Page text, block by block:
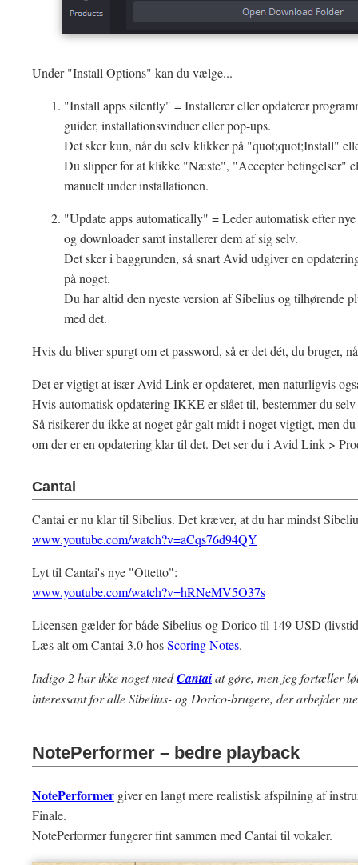
Under "Install Options" kan du vælge...
"Install apps silently" = Installerer eller opdaterer
guider, installationsvinduer eller pop-ups.
Det sker kun, når du selv klikker på "quot;quot;Install"
Du slipper for at klikke "Næste", "Accepter betingelser"
manuelt under installationen.
"Update apps automatically" = Leder automatisk efter
og downloader samt installerer dem af sig selv.
Det sker i baggrunden, så snart Avid udgiver en
på noget.
Du har altid den nyeste version af Sibelius og tilhørende
med det.
Hvis du bliver spurgt om et password, så er det dét, du bruger,
Det er vigtigt at især Avid Link er opdateret, men naturligvis
Hvis automatisk opdatering IKKE er slået til, bestemmer du selv
Så risikerer du ikke at noget går galt midt i noget vigtigt, men
om der er en opdatering klar til det. Det ser du i Avid Link >
Cantai
Cantai er nu klar til Sibelius. Det kræver, at du har mindst
www.youtube.com/watch?v=aCqs76d94QY
Lyt til Cantai's nye "Ottetto":
www.youtube.com/watch?v=hRNeMV5O37s
Licensen gælder for både Sibelius og Dorico til 149 USD
Læs alt om Cantai 3.0 hosScoring Notes.
Indigo 2 har ikke noget medCantaiat gøre, men jeg fortæller
interessant for alle Sibelius- og Dorico-brugere, der arbejder
NotePerformer – bedre playback
NotePerformer giver en langt mere realistisk afspilning af
Finale.
NotePerformer fungerer fint sammen med Cantai til vokaler.